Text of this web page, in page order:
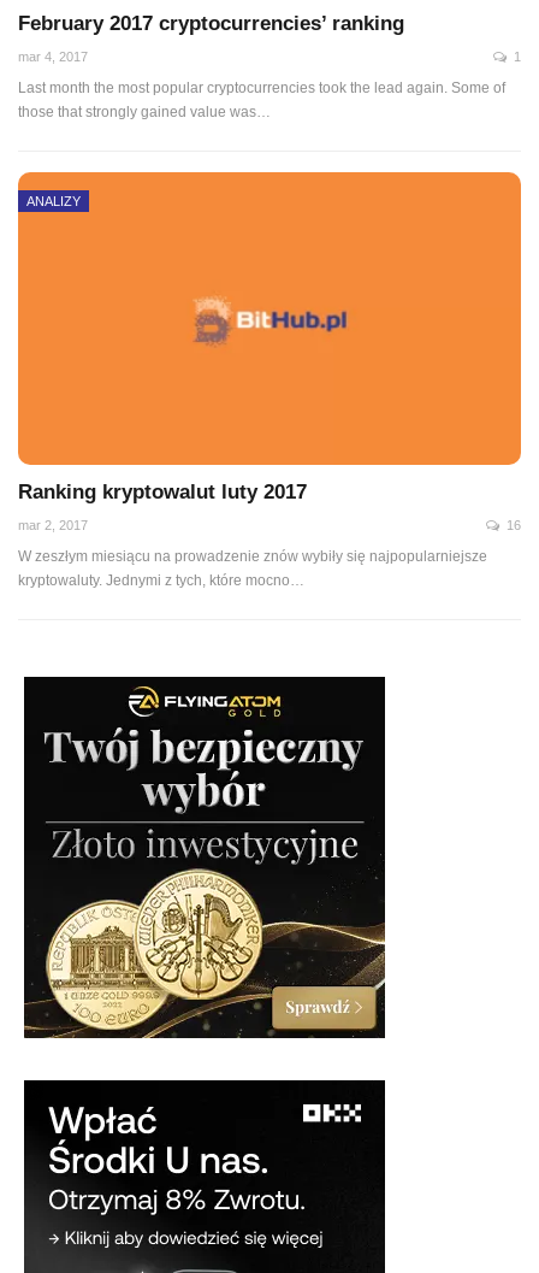
February 2017 cryptocurrencies’ ranking
mar 4, 2017 1
Last month the most popular cryptocurrencies took the lead again. Some of
those that strongly gained value was…
ANALIZY
Ranking kryptowalut luty 2017
mar 2, 2017 16
W zeszłym miesiącu na prowadzenie znów wybiły się najpopularniejsze
kryptowaluty. Jednymi z tych, które mocno…